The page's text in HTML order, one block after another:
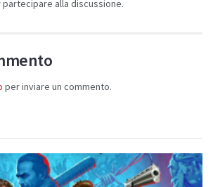
partecipare alla discussione.
per inviare un commento.